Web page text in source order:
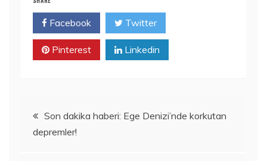
Facebook Twitter
Pinterest Linkedin
Yazı
gezinmesi
Son dakika haberi: Ege Denizi’nde korkutan
depremler!